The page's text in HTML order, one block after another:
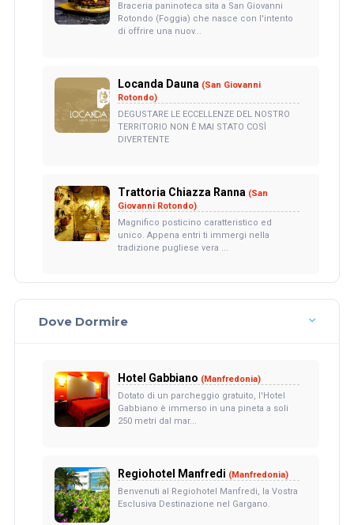
Braceria paninoteca sita a San Giovanni
Rotondo (Foggia) che nasce con l'intento
di offrire una nuov...
Locanda Dauna (San Giovanni
Rotondo)
DEGUSTARE LE ECCELLENZE DEL NOSTRO
TERRITORIO NON È MAI STATO COSÌ
DIVERTENTE
Trattoria Chiazza Ranna (San
Giovanni Rotondo)
Magnifico posticino caratteristico ed
unico. Appena entri ti immergi nella
tradizione pugliese vera ...
Dove Dormire
Hotel Gabbiano (Manfredonia)
Dotato di un parcheggio gratuito, l'Hotel
Gabbiano è immerso in una pineta a soli
250 metri dal mar...
Regiohotel Manfredi (Manfredonia)
Benvenuti al Regiohotel Manfredi, la Vostra
Esclusiva Destinazione nel Gargano.